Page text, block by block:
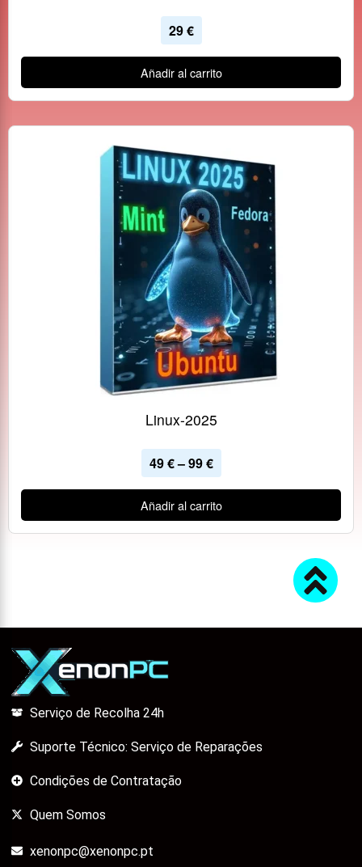
29€
Añadir al carrito
Linux-2025
49€–99€
Añadir al carrito
Serviço de Recolha 24h
Suporte Técnico: Serviço de Reparações
Condições de Contratação
Quem Somos
xenonpc@xenonpc.pt